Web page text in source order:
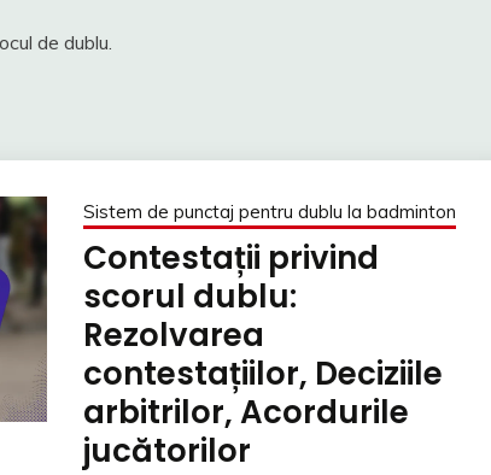
de dublu.
Sistem de punctaj pentru dublu la badminton
Contestații privind
scorul dublu:
Rezolvarea
contestațiilor, Deciziile
arbitrilor, Acordurile
jucătorilor